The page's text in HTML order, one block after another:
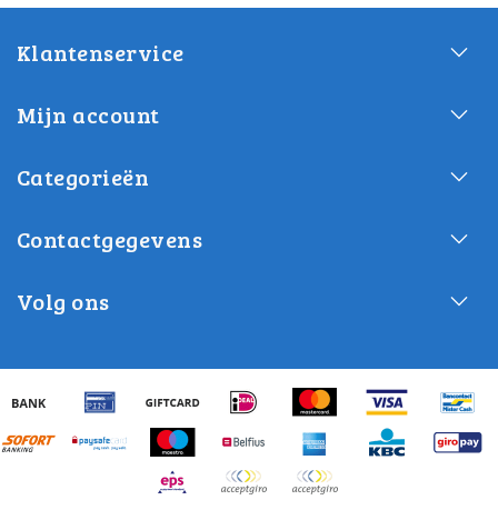
Klantenservice
Mijn account
Categorieën
Contactgegevens
Volg ons